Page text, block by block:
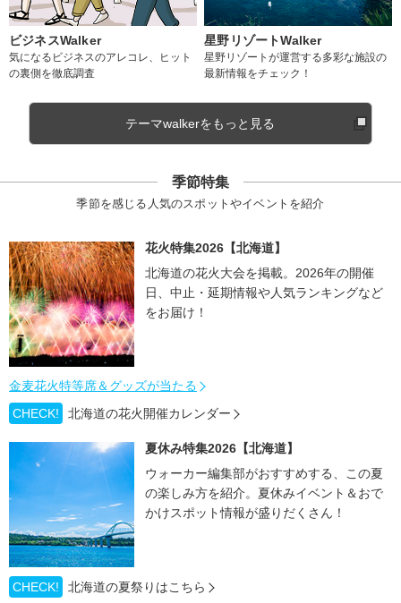
ビジネスWalker
気になるビジネスのアレコレ、ヒット
の裏側を徹底調査
星野リゾートWalker
星野リゾートが運営する多彩な施設の
最新情報をチェック！
テーマwalkerをもっと見る
季節特集
季節を感じる人気のスポットやイベントを紹介
花火特集2026【北海道】
北海道の花火大会を掲載。2026年の開催
日、中止・延期情報や人気ランキングなど
をお届け！
金麦花火特等席＆グッズが当たる
CHECK!
北海道の花火開催カレンダー
夏休み特集2026【北海道】
ウォーカー編集部がおすすめする、この夏
の楽しみ方を紹介。夏休みイベント＆おで
かけスポット情報が盛りだくさん！
CHECK! 北海道の夏祭りはこちら